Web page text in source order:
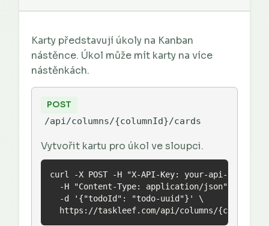
Karty představují úkoly na Kanban
nástěnce. Úkol může mít karty na více
nástěnkách.
POST
/api/columns/{columnId}/cards
Vytvořit kartu pro úkol ve sloupci.
curl -X POST -H "X-API-Key: your-api-key" \
  -H "Content-Type: application/json" \
  -d '{"todoId": "todo-uuid"}' \
https://taskleef.com/api/columns/